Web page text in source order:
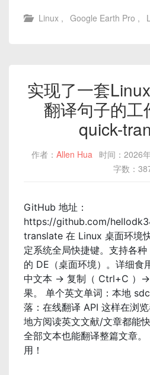
Linux , Google Earth Pro ,
实现了一套
翻译句子的工
quick-
作者： Allen Hua 时间：2026
字数：
GitHub 地址：
https://github.com/
translate 在 Linux 桌面环境
定系统全局快捷键。支持各
的 DE（桌面环境）。详细
中文本 → 复制（ Ctrl+C ）
果。 单个英文单词：本地
落：在线翻译 API 这样在浏
地方阅读英文文献/文章都能
全部文本也能翻译整篇文章
用！